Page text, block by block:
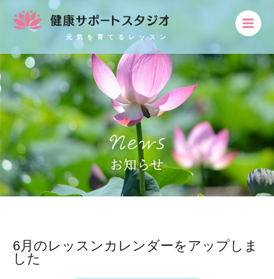
元気を育てるレッスン
6月のレッスンカレンダーをアップしま
した